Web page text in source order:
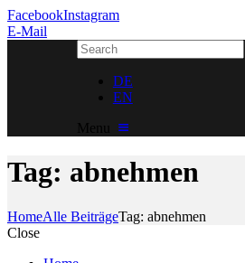
FacebookInstagram
E-Mail
DE
EN
Menu
Tag: abnehmen
HomeAlle BeiträgeTag: abnehmen
Close